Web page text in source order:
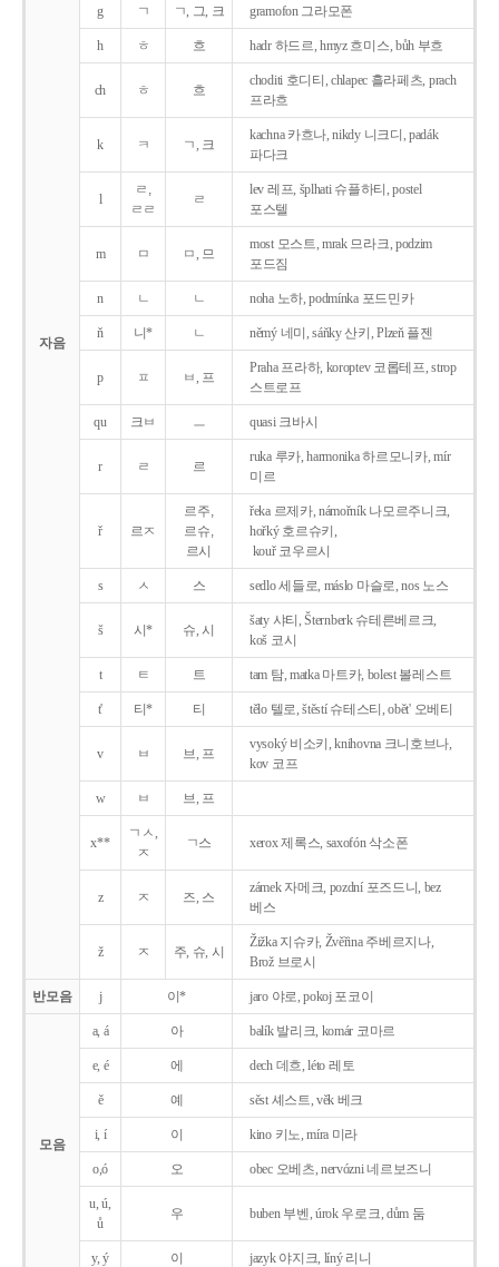
자음
g ㄱ ㄱ, 그, 크 gramofon 그라모폰
h ㅎ 흐 hadr 하드르, hmyz 흐미스, bůh 부흐
ch ㅎ 흐
choditi 호디티, chlapec 흘라페츠, prach
프라흐
k ㅋ ㄱ, 크
kachna 카흐나, nikdy 니크디, padák
파다크
l
ㄹ,
ㄹㄹ
ㄹ
lev 레프, šplhati 슈플하티, postel
포스텔
m ㅁ ㅁ, 므
most 모스트, mrak 므라크, podzim
포드짐
n ㄴ ㄴ noha 노하, podmínka 포드민카
ň 니* ㄴ němý 네미, sáňky 산키, Plzeň 플젠
p ㅍ ㅂ, 프
Praha 프라하, koroptev 코롭테프, strop
스트로프
qu 크ㅂ ㅡ quasi 크바시
r ㄹ 르
ruka 루카, harmonika 하르모니카, mír
미르
ř 르ㅈ
르주,
르슈,
르시
řeka 르제카, námořník 나모르주니크,
hořký 호르슈키,
kouř 코우르시
s ㅅ 스 sedlo 세들로, máslo 마슬로, nos 노스
š 시* 슈, 시
šaty 샤티, Šternberk 슈테른베르크,
koš 코시
t ㅌ 트 tam 탐, matka 마트카, bolest 볼레스트
t' 티* 티 tělo 텔로, štěstí 슈테스티, obět' 오베티
v ㅂ 브, 프
vysoký 비소키, knihovna 크니호브나,
kov 코프
w ㅂ 브, 프
x**
ㄱㅅ,
ㅈ
ㄱ스 xerox 제록스, saxofón 삭소폰
z ㅈ 즈, 스
zámek 자메크, pozdní 포즈드니, bez
베스
ž ㅈ 주, 슈, 시
Žižka 지슈카, Žvěřina 주베르지나,
Brož 브로시
반모음 j 이* jaro 야로, pokoj 포코이
모음
a, á 아 balík 발리크, komár 코마르
e, é 에 dech 데흐, léto 레토
ě 예 sěst 셰스트, věk 베크
i, í 이 kino 키노, míra 미라
o,ó 오 obec 오베츠, nervózni 네르보즈니
u, ú,
ů
우 buben 부벤, úrok 우로크, dům 둠
y, ý 이 jazyk야지크, líný 리니